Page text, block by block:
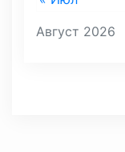
Август 2026